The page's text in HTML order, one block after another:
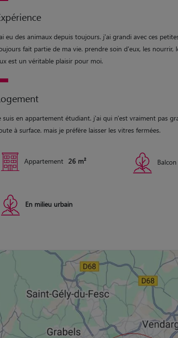
eu des animaux depuis toujours. j'ai grandi avec ces
fait partie de ma vie. prendre soin d'eux, les nourrir,
est un véritable plaisir pour moi.
suis en appartement étudiant. j'ai qui n'est vraiment pas
à surface. mais je préfère laisser les vitres fermées.
Appartement 26 m² Balcon
En milieu urbain